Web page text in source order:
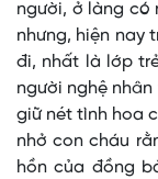
người, ở làng có
nhưng, hiện nay
đi, nhất là lớp
người nghệ
giữ nét tình hoa
nhở con cháu
hồn của đồng